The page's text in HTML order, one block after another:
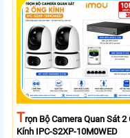
TRọn Bộ Camera Quan Sát 2
Kính IPC-S2XP-10M0WED